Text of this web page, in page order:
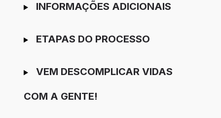
INFORMAÇÕES ADICIONAIS
ETAPAS DO PROCESSO
VEM DESCOMPLICAR VIDAS
COM A GENTE!